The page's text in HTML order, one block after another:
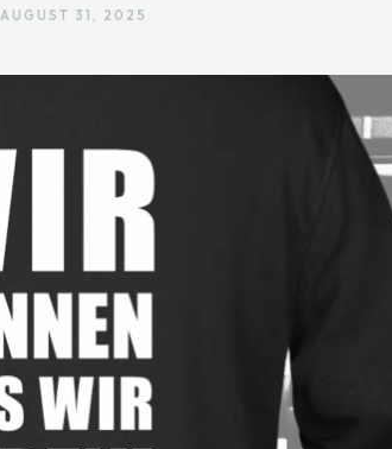
AUGUST 31, 2025